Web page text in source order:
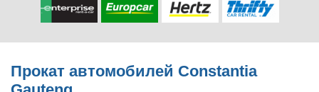
Прокат автомобилей Constantia